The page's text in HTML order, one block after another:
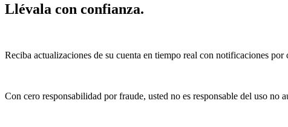
Llévala con confianza.
Reciba actualizaciones de su cuenta en tiempo real con notificaciones
Con cero responsabilidad por fraude, usted no es responsable del uso no